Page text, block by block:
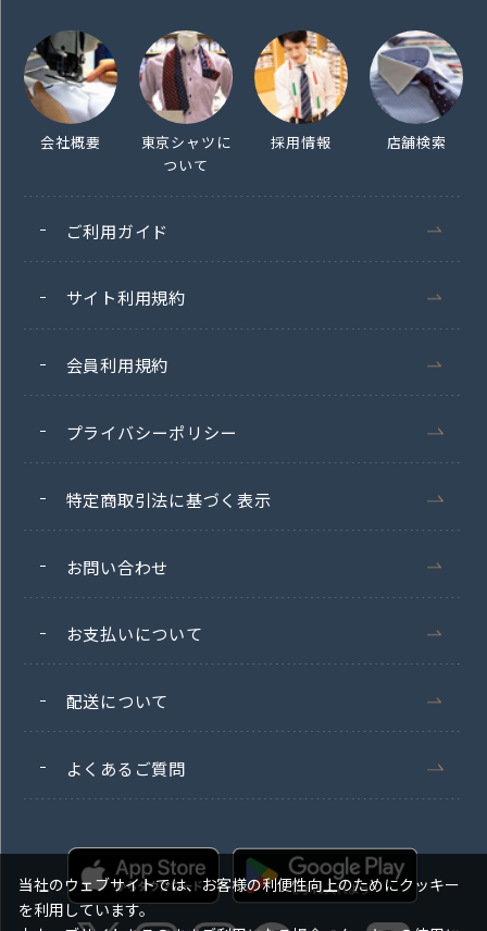
会社概要
東京シャツに
ついて
採用情報 店舗検索
ご利用ガイド
サイト利用規約
会員利用規約
プライバシーポリシー
特定商取引法に基づく表示
お問い合わせ
お支払いについて
配送について
よくあるご質問
当社のウェブサイトでは、お客様の利便性向上のためにクッキー
を利用しています。